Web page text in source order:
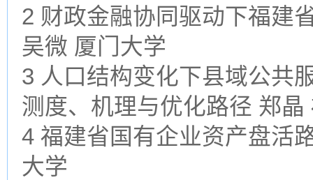
2 财政金融协同驱动下福建
吴微 厦门大学
3 人口结构变化下县域公共
测度、机理与优化路径 郑晶
4 福建省国有企业资产盘活
大学